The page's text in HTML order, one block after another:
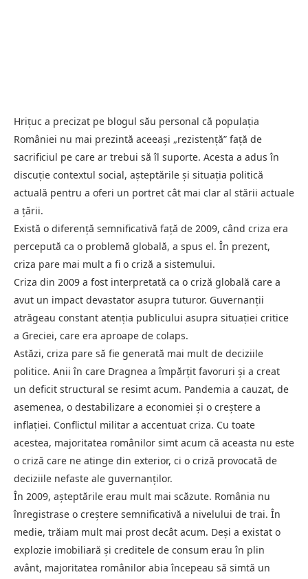
Hrițuc a precizat pe blogul său personal că populația
României nu mai prezintă aceeași „rezistență” față de
sacrificiul pe care ar trebui să îl suporte. Acesta a adus în
discuție contextul social, așteptările și situația politică
actuală pentru a oferi un portret cât mai clar al stării actuale
a țării.
Există o diferență semnificativă față de 2009, când criza era
percepută ca o problemă globală, a spus el. În prezent,
criza pare mai mult a fi o criză a sistemului.
Criza din 2009 a fost interpretată ca o criză globală care a
avut un impact devastator asupra tuturor. Guvernanții
atrăgeau constant atenția publicului asupra situației critice
a Greciei, care era aproape de colaps.
Astăzi, criza pare să fie generată mai mult de deciziile
politice. Anii în care Dragnea a împărțit favoruri și a creat
un deficit structural se resimt acum. Pandemia a cauzat, de
asemenea, o destabilizare a economiei și o creștere a
inflației. Conflictul militar a accentuat criza. Cu toate
acestea, majoritatea românilor simt acum că aceasta nu este
o criză care ne atinge din exterior, ci o criză provocată de
deciziile nefaste ale guvernanților.
În 2009, așteptările erau mult mai scăzute. România nu
înregistrase o creștere semnificativă a nivelului de trai. În
medie, trăiam mult mai prost decât acum. Deși a existat o
explozie imobiliară și creditele de consum erau în plin
avânt, majoritatea românilor abia începeau să simtă un